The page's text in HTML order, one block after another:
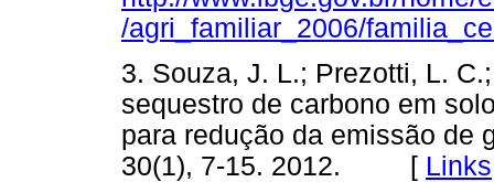
/agri_familiar_2006/
3. Souza, J. L.; Prezotti, L.
sequestro de carbono em
para redução da emissão de
30(1), 7-15. 2012. [ Links